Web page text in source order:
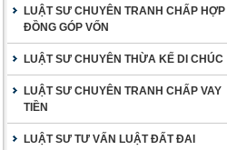
LUẬT SƯ CHUYÊN TRANH CHẤP HỢP
ĐỒNG GÓP VỐN
LUẬT SƯ CHUYÊN THỪA KẾ DI CHÚC
LUẬT SƯ CHUYÊN TRANH CHẤP VAY
TIỀN
LUẬT SƯ TƯ VẤN LUẬT ĐẤT ĐAI